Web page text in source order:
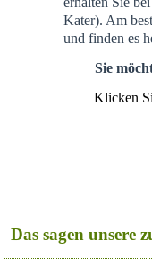
Kater). Am
und finden es
Sie
Klicken
Das sagen unsere